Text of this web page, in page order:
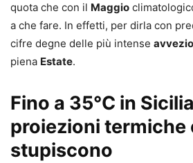
quota che con il Maggio
a che fare. In effetti, per dirla con
cifre degne delle più intense
piena Estate.
Fino a 35°C in
proiezioni termiche
stupiscono